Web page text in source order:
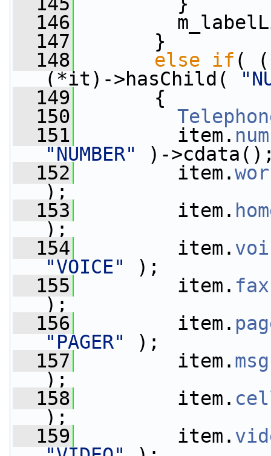
  146
  147
}
  148
else if (
(*it)->hasChild(
  149
{
  150
  151
item.
"NUMBER"
)-
  152
item.
);
  153
item.
);
  154
item.
"VOICE"
);
  155
item. fax
);
  156
item.
"PAGER"
);
  157
item. msg
);
  158
item.
);
  159
item.